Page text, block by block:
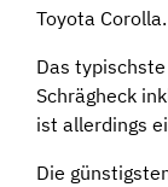
Toyota Corolla.
Das
Schrägheck
ist allerdings
Die